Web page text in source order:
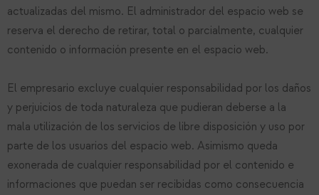
actualizadas del mismo. El administrador del espacio web se
reserva el derecho de retirar, total o parcialmente, cualquier
contenido o información presente en el espacio web.
El empresario excluye cualquier responsabilidad por los daños
y perjuicios de toda naturaleza que pudieran deberse a la
mala utilización de los servicios de libre disposición y uso por
parte de los usuarios del espacio web. Asimismo queda
exonerada de cualquier responsabilidad por el contenido e
informaciones que puedan ser recibidas como consecuencia